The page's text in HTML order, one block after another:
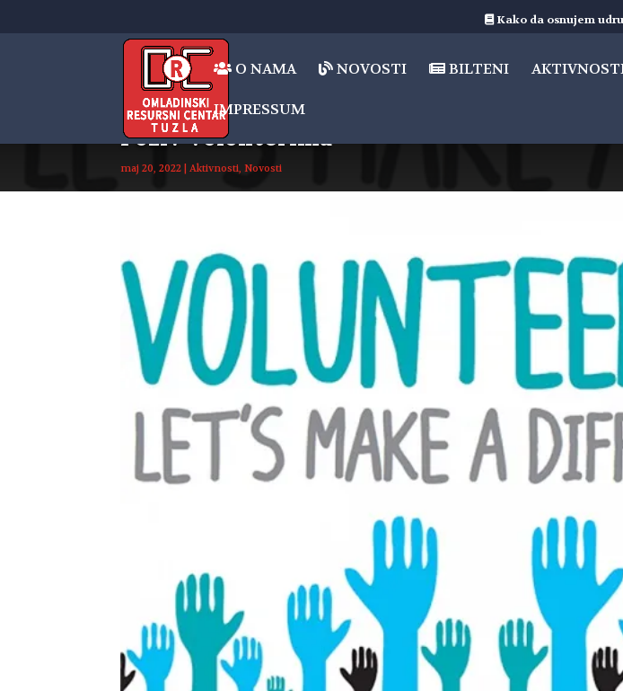
Kako da osnujem
O NAMA NOVOSTI BILTENI
IMPRESSUM
Poziv volonterima
maj 20, 2022 |Aktivnosti,Novosti